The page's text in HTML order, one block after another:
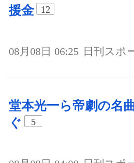
援金
12
08月08日 06:25 日刊スポ
堂本光一ら帝劇の名
ぐ
5